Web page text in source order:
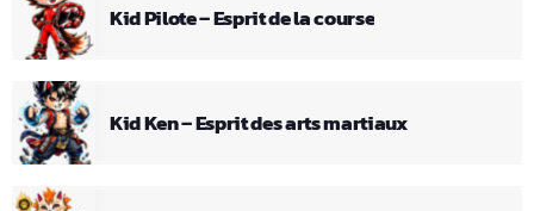
Kid Pilote – Esprit de la course
Kid Ken – Esprit des arts martiaux